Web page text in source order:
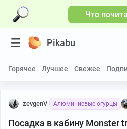
Что
Pikabu
Горячее Лучшее Свежее
zevgenV Алюминиевые огурцы
Посадка в кабину Monster